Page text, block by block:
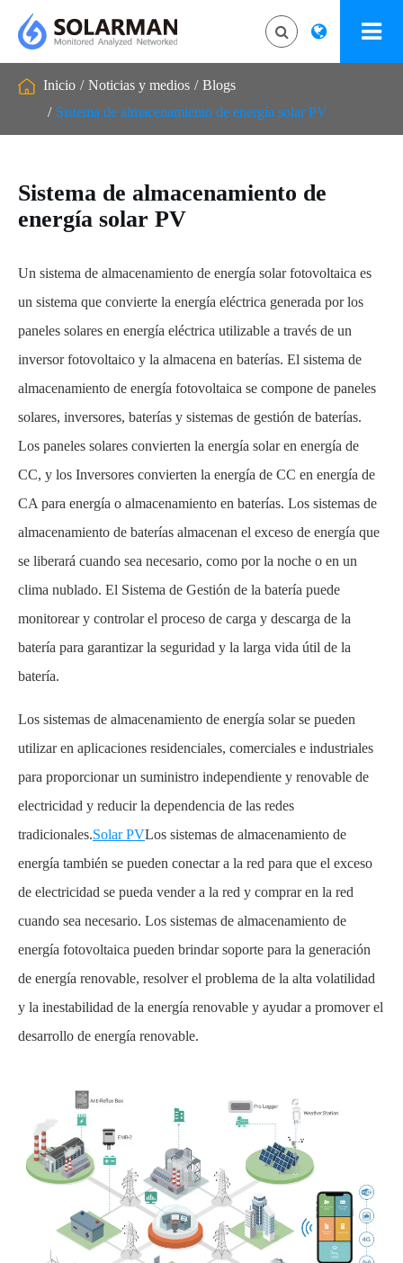
Inicio Noticias y medios
Blogs
Sistema de almacenamiento de energía solar PV
Sistema de almacenamiento de
energía solar PV
Un sistema de almacenamiento de energía solar fotovoltaica es
un sistema que convierte la energía eléctrica generada por los
paneles solares en energía eléctrica utilizable a través de un
inversor fotovoltaico y la almacena en baterías. El sistema de
almacenamiento de energía fotovoltaica se compone de paneles
solares, inversores, baterías y sistemas de gestión de baterías.
Los paneles solares convierten la energía solar en energía de
CC, y los Inversores convierten la energía de CC en energía de
CA para energía o almacenamiento en baterías. Los sistemas de
almacenamiento de baterías almacenan el exceso de energía que
se liberará cuando sea necesario, como por la noche o en un
clima nublado. El Sistema de Gestión de la batería puede
monitorear y controlar el proceso de carga y descarga de la
batería para garantizar la seguridad y la larga vida útil de la
batería.
Los sistemas de almacenamiento de energía solar se pueden
utilizar en aplicaciones residenciales, comerciales e industriales
para proporcionar un suministro independiente y renovable de
electricidad y reducir la dependencia de las redes
tradicionales.Solar PVLos sistemas de almacenamiento de
energía también se pueden conectar a la red para que el exceso
de electricidad se pueda vender a la red y comprar en la red
cuando sea necesario. Los sistemas de almacenamiento de
energía fotovoltaica pueden brindar soporte para la generación
de energía renovable, resolver el problema de la alta volatilidad
y la inestabilidad de la energía renovable y ayudar a promover el
desarrollo de energía renovable.